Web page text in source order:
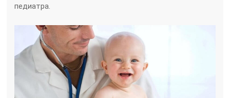
педиатра.